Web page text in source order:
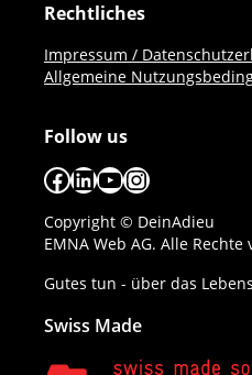
Rechtliches
Impressum /
Allgemeine
Follow us
Facebook
LinkedIn
YouTube
Instagram
Copyright © DeinAdieu
EMNA Web AG. Alle
Gutes tun - über das
Swiss Made